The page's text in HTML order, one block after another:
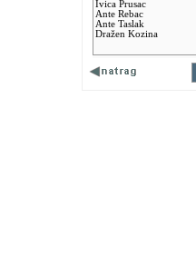
Ivica Prusac
Ante Rebac
Ante Taslak
Dražen Kozina